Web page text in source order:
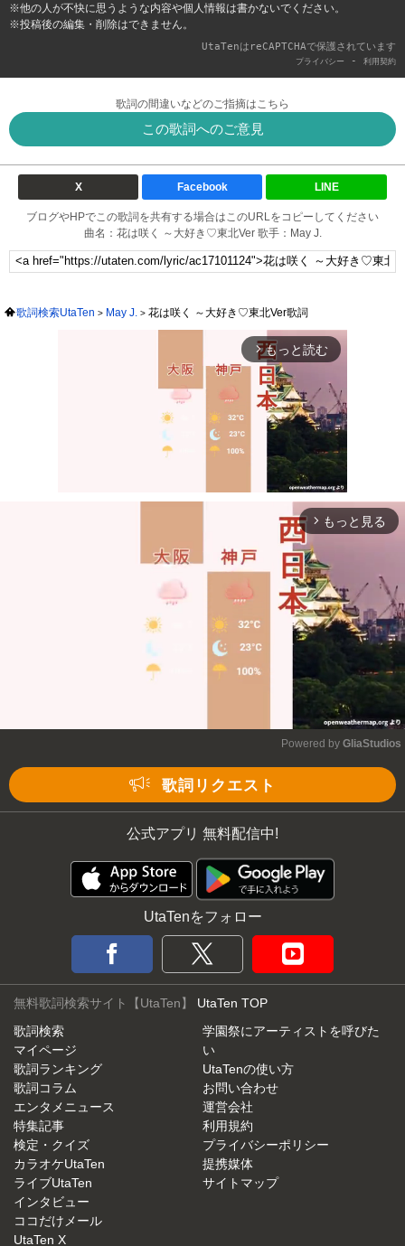
※他の人が不快に思うような内容や個人情報は書かないでください。
※投稿後の編集・削除はできません。
UtaTenはreCAPTCHAで保護されています
プライバシー - 利用契約
歌詞の間違いなどのご指摘はこちら
この歌詞へのご意見
X Facebook LINE
ブログやHPでこの歌詞を共有する場合はこのURLをコピーしてください
曲名：花は咲く ～大好き♡東北Ver 歌手：May J.
歌詞検索UtaTen May J. 花は咲く ～大好き♡東北Ver歌詞
arrow_forward_ios もっと読む
Mute
arrow_forward_ios もっと見る
Powered by GliaStudios
歌詞リクエスト
公式アプリ 無料配信中!
UtaTenをフォロー
無料歌詞検索サイト【UtaTen】 UtaTen TOP
歌詞検索
マイページ
歌詞ランキング
歌詞コラム
エンタメニュース
特集記事
検定・クイズ
カラオケUtaTen
ライブUtaTen
インタビュー
ココだけメール
UtaTen X
学園祭にアーティストを呼びた
い
UtaTenの使い方
お問い合わせ
運営会社
利用規約
プライバシーポリシー
提携媒体
サイトマップ